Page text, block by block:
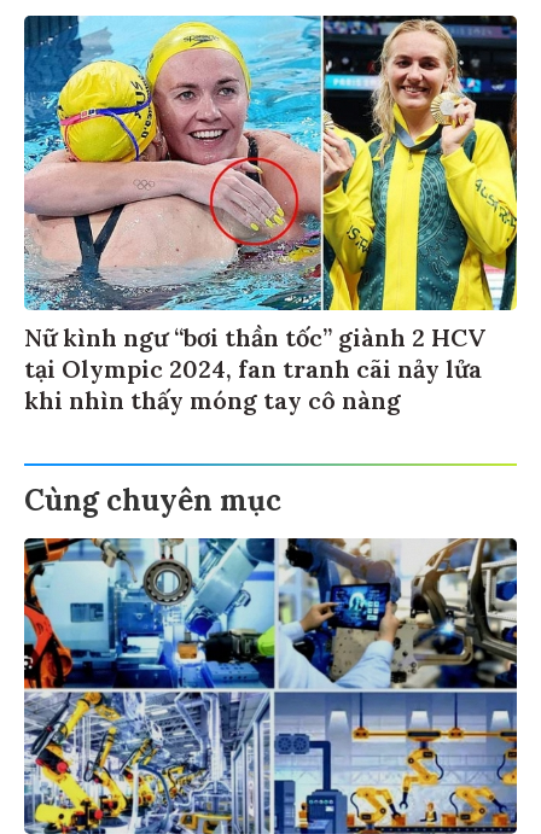
Nữ kình ngư “bơi thần tốc” giành 2 HCV
tại Olympic 2024, fan tranh cãi nảy lửa
khi nhìn thấy móng tay cô nàng
Cùng chuyên mục